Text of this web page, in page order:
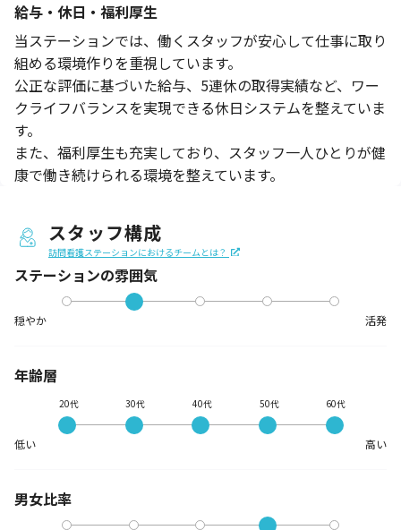
給与・休日・福利厚生
当ステーションでは、働くスタッフが安心して仕事に取り
組める環境作りを重視しています。
公正な評価に基づいた給与、5連休の取得実績など、ワー
クライフバランスを実現できる休日システムを整えていま
す。
また、福利厚生も充実しており、スタッフ一人ひとりが健
康で働き続けられる環境を整えています。
スタッフ構成
訪問看護ステーションにおけるチームとは？
ステーションの雰囲気
穏やか 活発
年齢層
低い
20代 30代 40代 50代 60代
高い
男女比率